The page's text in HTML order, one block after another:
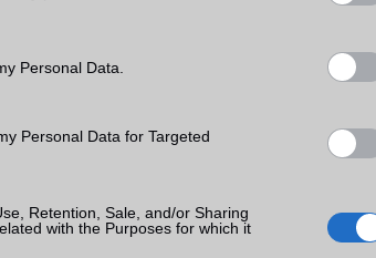
Personal Data.
Personal Data for Targeted
Retention, Sale, and/or Sharing
with the Purposes for which it